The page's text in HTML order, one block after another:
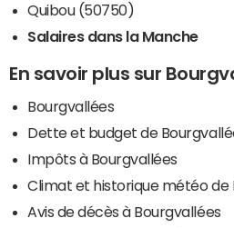
Quibou (50750)
Salaires dans la Manche
En savoir plus sur
Bourgvallées
Dette et budget de
Impôts à Bourgvallées
Climat et historique météo de
Avis de décès à Bourgvallées